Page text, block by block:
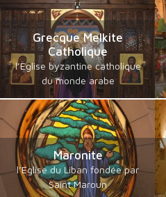
Grecque Melkite
Catholique
l’Eglise byzantine catholique
du monde arabe
Maronite
l’Eglise du Liban fondée par
Saint Maroun